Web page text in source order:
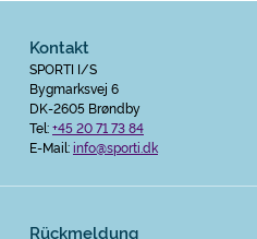
Kontakt
SPORTI I/S
Bygmarksvej 6
DK-2605 Brøndby
Tel:+45 20 71 73 84
E-Mail:info@sporti.dk
Rückmeldung